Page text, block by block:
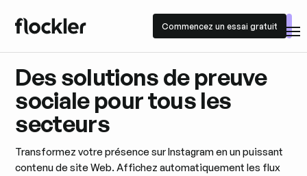
Commencez un essai gratuit
Commencez un essai gratuit
Des solutions de preuve
sociale pour tous les
secteurs
Transformez votre présence sur Instagram en un puissant
contenu de site Web. Affichez automatiquement les flux